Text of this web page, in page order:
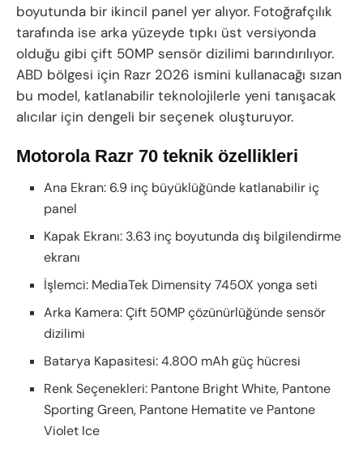
boyutunda bir ikincil panel yer alıyor. Fotoğrafçılık
tarafında ise arka yüzeyde tıpkı üst versiyonda
olduğu gibi çift 50MP sensör dizilimi barındırılıyor.
ABD bölgesi için Razr 2026 ismini kullanacağı sızan
bu model, katlanabilir teknolojilerle yeni tanışacak
alıcılar için dengeli bir seçenek oluşturuyor.
Motorola Razr 70 teknik özellikleri
Ana Ekran: 6.9 inç büyüklüğünde katlanabilir iç
panel
Kapak Ekranı: 3.63 inç boyutunda dış bilgilendirme
ekranı
İşlemci: MediaTek Dimensity 7450X yonga seti
Arka Kamera: Çift 50MP çözünürlüğünde sensör
dizilimi
Batarya Kapasitesi: 4.800 mAh güç hücresi
Renk Seçenekleri: Pantone Bright White, Pantone
Sporting Green, Pantone Hematite ve Pantone
Violet Ice